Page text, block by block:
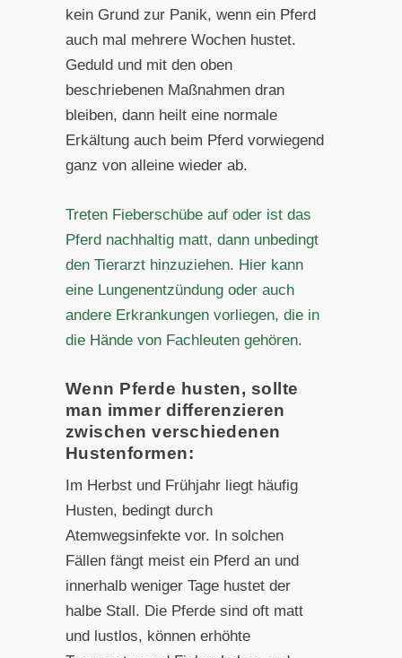
kein Grund zur Panik, wenn ein Pferd
auch mal mehrere Wochen hustet.
Geduld und mit den oben
beschriebenen Maßnahmen dran
bleiben, dann heilt eine normale
Erkältung auch beim Pferd vorwiegend
ganz von alleine wieder ab.
Treten Fieberschübe auf oder ist das
Pferd nachhaltig matt, dann unbedingt
den Tierarzt hinzuziehen. Hier kann
eine Lungenentzündung oder auch
andere Erkrankungen vorliegen, die in
die Hände von Fachleuten gehören.
Wenn Pferde husten, sollte
man immer differenzieren
zwischen verschiedenen
Hustenformen:
Im Herbst und Frühjahr liegt häufig
Husten, bedingt durch
Atemwegsinfekte vor. In solchen
Fällen fängt meist ein Pferd an und
innerhalb weniger Tage hustet der
halbe Stall. Die Pferde sind oft matt
und lustlos, können erhöhte